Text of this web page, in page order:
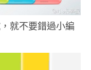
就不要錯過小編